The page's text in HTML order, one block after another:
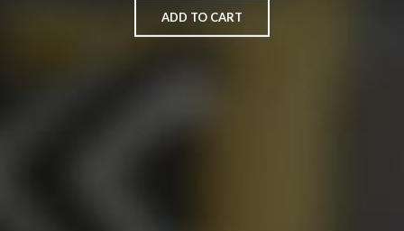
ADD TO CART